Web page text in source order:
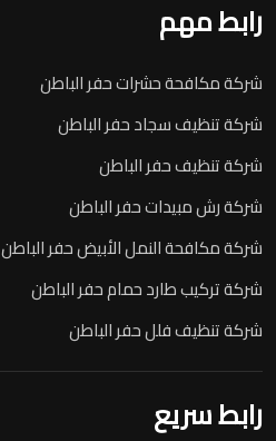
رابط مهم
شركة مكافحة حشرات حفر الباطن
شركة تنظيف سجاد حفر الباطن
شركة تنظيف حفر الباطن
شركة رش مبيدات حفر الباطن
شركة مكافحة النمل الأبيض حفر الباطن
شركة تركيب طارد حمام حفر الباطن
شركة تنظيف فلل حفر الباطن
رابط سريع